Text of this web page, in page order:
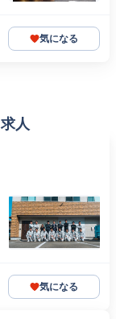
気になる
人
気になる